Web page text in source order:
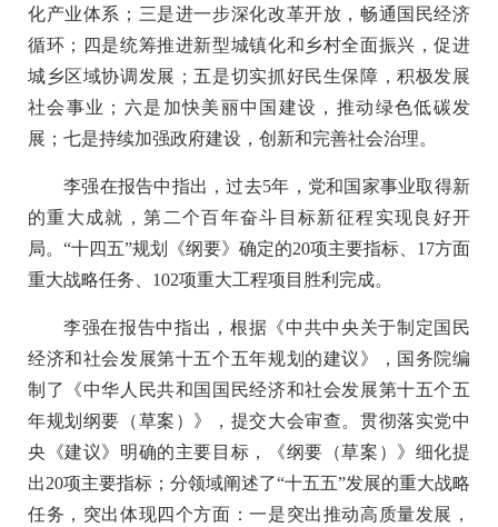
化产业体系；三是进一步深化改革开放，畅通国民经济
循环；四是统筹推进新型城镇化和乡村全面振兴，促进
城乡区域协调发展；五是切实抓好民生保障，积极发展
社会事业；六是加快美丽中国建设，推动绿色低碳发
展；七是持续加强政府建设，创新和完善社会治理。
李强在报告中指出，过去5年，党和国家事业取得新
的重大成就，第二个百年奋斗目标新征程实现良好开
局。“十四五”规划《纲要》确定的20项主要指标、17方面
重大战略任务、102项重大工程项目胜利完成。
李强在报告中指出，根据《中共中央关于制定国民
经济和社会发展第十五个五年规划的建议》，国务院编
制了《中华人民共和国国民经济和社会发展第十五个五
年规划纲要（草案）》，提交大会审查。贯彻落实党中
央《建议》明确的主要目标，《纲要（草案）》细化提
出20项主要指标；分领域阐述了“十五五”发展的重大战略
任务，突出体现四个方面：一是突出推动高质量发展，